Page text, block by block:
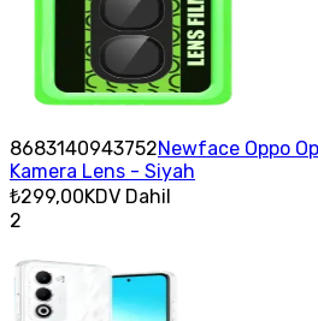
8683140943752Newface Oppo
Kamera Lens - Siyah
₺299,00KDV Dahil
2